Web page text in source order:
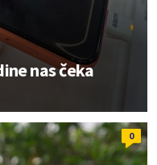
nas čeka
0